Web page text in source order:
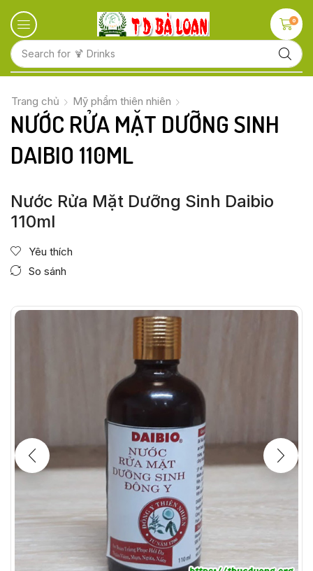
Search for 🍋 Fruits
0
Trang chủ Mỹ phẩm thiên nhiên
NƯỚC RỬA MẶT DƯỠNG SINH
DAIBIO 110ML
Nước Rửa Mặt Dưỡng Sinh Daibio
110ml
Yêu thích
So sánh